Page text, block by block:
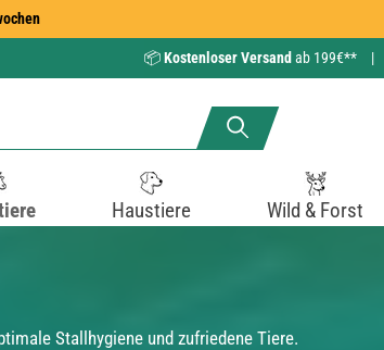
📦Kostenloser Versand ab 199€** |
Haustiere Wild & Forst
Stallhygiene und zufriedene Tiere.